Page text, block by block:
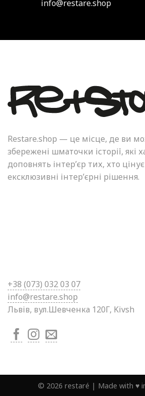
info@restare.shop
Restare.shop — це місце, де ви
збережені шматочки історії, які
доповнять інтер’єр тих, хто
ексклюзивні інтер’єрні рішення.
+38 (073) 032 03 07
info@restare.shop
Львів, вул.Шевченка 120Г, Kivsh
© 2026 restaré | Made with ♥